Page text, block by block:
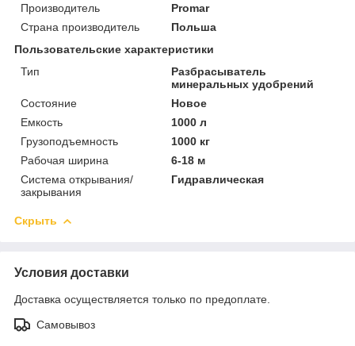
Производитель
Promar
Страна производитель
Польша
Пользовательские характеристики
Тип
Разбрасыватель
минеральных удобрений
Состояние
Новое
Емкость
1000 л
Грузоподъемность
1000 кг
Рабочая ширина
6-18 м
Система открывания/
закрывания
Гидравлическая
Скрыть
Условия доставки
Доставка осуществляется только по предоплате.
Самовывоз